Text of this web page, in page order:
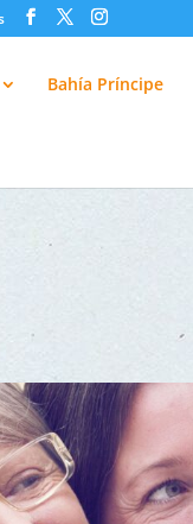
3k
Bahía Príncipe